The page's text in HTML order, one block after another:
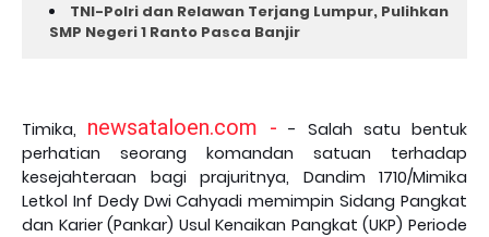
TNI-Polri dan Relawan Terjang Lumpur, Pulihkan
SMP Negeri 1 Ranto Pasca Banjir
Timika, newsataloen.com - - Salah satu bentuk
perhatian seorang komandan satuan terhadap
kesejahteraan bagi prajuritnya, Dandim 1710/Mimika
Letkol Inf Dedy Dwi Cahyadi memimpin Sidang Pangkat
dan Karier (Pankar) Usul Kenaikan Pangkat (UKP) Periode